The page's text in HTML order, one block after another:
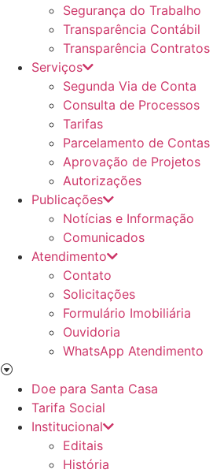
Segurança do Trabalho
Transparência Contábil
Transparência Contratos
Serviços
Segunda Via de Conta
Consulta de Processos
Tarifas
Parcelamento de Contas
Aprovação de Projetos
Autorizações
Publicações
Notícias e Informação
Comunicados
Atendimento
Contato
Solicitações
Formulário Imobiliária
Ouvidoria
WhatsApp Atendimento
Doe para Santa Casa
Tarifa Social
Institucional
Editais
História